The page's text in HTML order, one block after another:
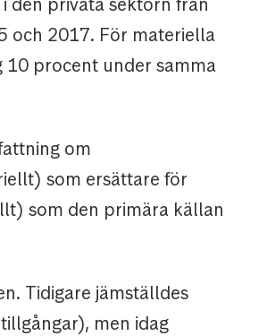
och 2017. För materiella
procent under samma
om
som ersättare för
som den primära källan
Tidigare jämställdes
men idag